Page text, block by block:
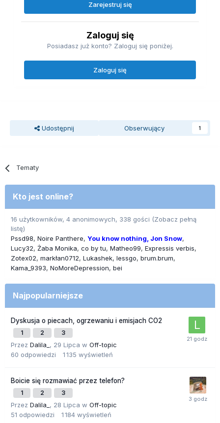
Zarejestruj się
Zaloguj się
Posiadasz już konto? Zaloguj się poniżej.
Zaloguj się
Udostępnij Obserwujący 1
Tematy
Kto jest online?
16 użytkowników, 4 anonimowych, 338 gości (Zobacz pełną
listę)
Pssd98 Noire Panthere You know nothing, Jon Snow
Lucy32 Żaba Monika co by tu Matheo99 Expressis verbis
Zotex02 markłan0712 Lukashek lessgo brum.brum
Kama_9393 NoMoreDepression bei
Najpopularniejsze
Dyskusja o piecach, ogrzewaniu i emisjach CO2
1 2 3
Przez Dalila_ , 29 Lipca w Off-topic
60 odpowiedzi 1 135 wyświetleń
Boicie się rozmawiać przez telefon?
1 2 3
Przez Dalila_ , 28 Lipca w Off-topic
51 odpowiedzi 1 184 wyświetleń